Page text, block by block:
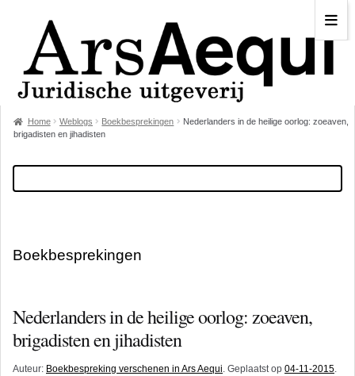
Home Weblogs Boekbesprekingen
Nederlanders in de heilige oorlog: zoeaven,
brigadisten en jihadisten
Boekbesprekingen
Nederlanders in de heilige oorlog: zoeaven,
brigadisten en jihadisten
Auteur: Boekbespreking verschenen in Ars Aequi. Geplaatst op 04-11-2015.